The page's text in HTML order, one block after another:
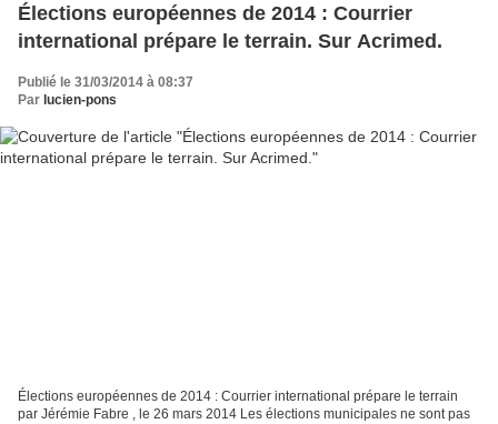
Élections européennes de 2014 : Courrier
international prépare le terrain. Sur Acrimed.
Publié le 31/03/2014 à 08:37
Par lucien-pons
Élections européennes de 2014 : Courrier international prépare le terrain
par Jérémie Fabre , le 26 mars 2014 Les élections municipales ne sont pas